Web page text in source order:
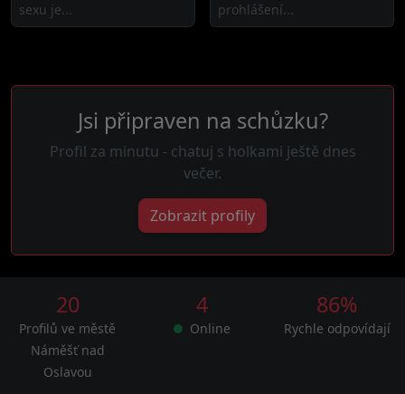
sexu je...
prohlášení...
Jsi připraven na schůzku?
Profil za minutu - chatuj s holkami ještě dnes
večer.
Zobrazit profily
20
Profilů ve městě
Náměšť nad
Oslavou
4
Online
86%
Rychle odpovídají